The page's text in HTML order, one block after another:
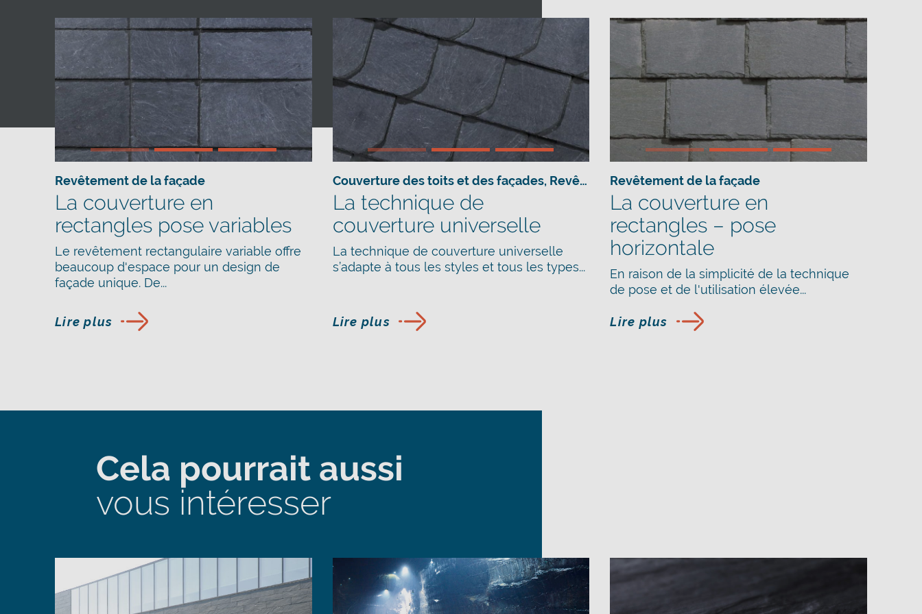
Revêtement de la façade
La couverture en
rectangles pose variables
Le revêtement rectangulaire variable offre
beaucoup d'espace pour un design de
façade unique. De...
Lire plus
Couverture des toits et des façades, Revêtement de la façade , Toiture
La technique de
couverture universelle
La technique de couverture universelle
s’adapte à tous les styles et tous les types...
Lire plus
Revêtement de la façade
La couverture en
rectangles – pose
horizontale
En raison de la simplicité de la technique
de pose et de l'utilisation élevée...
Lire plus
Cela pourrait aussi
vous intéresser